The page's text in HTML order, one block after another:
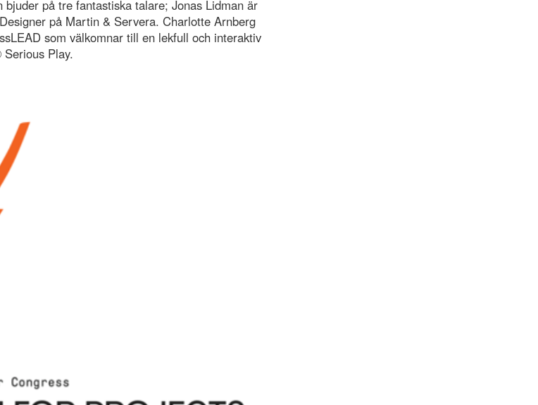
bjuder på tre fantastiska talare; Jonas Lidman är
på Martin & Servera. Charlotte Arnberg
som välkomnar till en lekfull och interaktiv
Play.